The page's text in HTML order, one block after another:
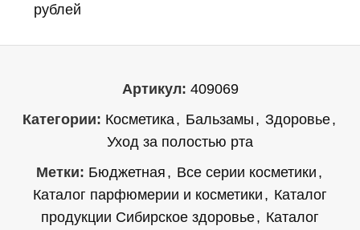
рублей
Артикул: 409069
Категории: Косметика, Бальзамы , Здоровье,
Уход за полостью рта
Метки: Бюджетная , Все серии косметики ,
Каталог парфюмерии и косметики , Каталог
продукции Сибирское здоровье, Каталог